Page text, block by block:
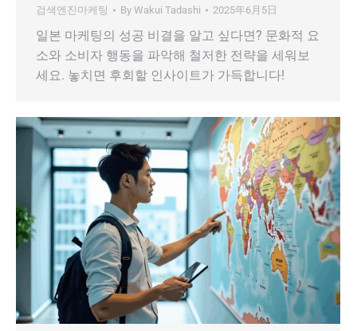
검색엔진마케팅 By Wakui Tadashi 2025年6月5日
일본 마케팅의 성공 비결을 알고 싶다면? 문화적 요
소와 소비자 행동을 파악해 철저한 전략을 세워보
세요. 놓치면 후회할 인사이트가 가득합니다!